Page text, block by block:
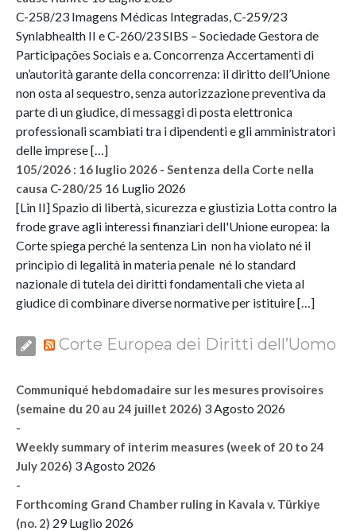
C-258/23 Imagens Médicas Integradas, C-259/23
Synlabhealth II e C-260/23 SIBS – Sociedade Gestora de
Participações Sociais e a. Concorrenza Accertamenti di
un’autorità garante della concorrenza: il diritto dell’Unione
non osta al sequestro, senza autorizzazione preventiva da
parte di un giudice, di messaggi di posta elettronica
professionali scambiati tra i dipendenti e gli amministratori
delle imprese […]
105/2026 : 16 luglio 2026 - Sentenza della Corte nella
causa C-280/25 16 Luglio 2026
[Lin II] Spazio di libertà, sicurezza e giustizia Lotta contro la
frode grave agli interessi finanziari dell'Unione europea: la
Corte spiega perché la sentenza Lin non ha violato né il
principio di legalità in materia penale né lo standard
nazionale di tutela dei diritti fondamentali che vieta al
giudice di combinare diverse normative per istituire […]
Corte Europea dei Diritti dell’Uomo
Communiqué hebdomadaire sur les mesures provisoires
(semaine du 20 au 24 juillet 2026) 3 Agosto 2026
-
Weekly summary of interim measures (week of 20 to 24
July 2026) 3 Agosto 2026
-
Forthcoming Grand Chamber ruling in Kavala v. Türkiye
(no. 2) 29 Luglio 2026